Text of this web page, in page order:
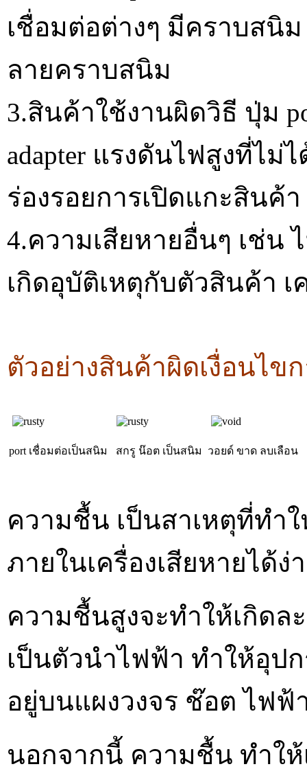
เชื่อมต่อต่างๆ มีคราบสนิ
ลายคราบสนิม
3.สินค้าใช้งานผิดวิธี ปุ่ม
adapter แรงดันไฟสูงที่ไม่
ร่องรอยการเปิดแกะสินค้า
4.ความเสียหายอื่นๆ เช่น
เกิดอุบัติเหตุกับตัวสินค้า
ตัวอย่างสินค้าผิดเงื่อนไข
port เชื่อมต่อเป็นสนิม สกรู น๊อต เป็นสนิม วอยด์ ขาด ลบเลือน
ความชื้น เป็นสาเหตุที่ทำ
ภายในเครื่องเสียหายได้ง่
ความชื้นสูงจะทำให้เกิดล
เป็นตัวนำไฟฟ้า ทำให้อุป
อยู่บนแผงวงจร ช๊อต ไฟฟ้
นอกจากนี้ ความชื้น ทำใ